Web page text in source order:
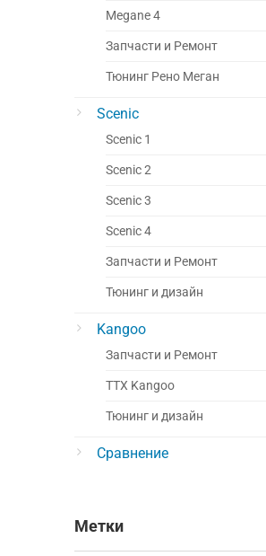
Megane 4
Запчасти и Ремонт
Тюнинг Рено Меган
Scenic
Scenic 1
Scenic 2
Scenic 3
Scenic 4
Запчасти и Ремонт
Тюнинг и дизайн
Kangoo
Запчасти и Ремонт
ТТХ Kangoo
Тюнинг и дизайн
Сравнение
Метки